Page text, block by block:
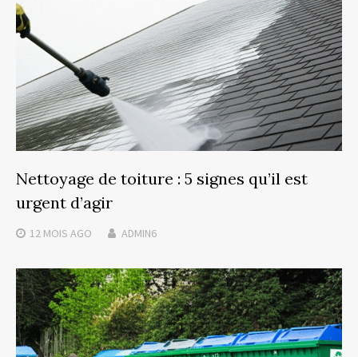
Nettoyage de toiture : 5 signes qu’il est
urgent d’agir
12 MOIS AGO ADMIN6